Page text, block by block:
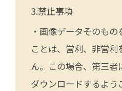
禁止事項
・画像データそのも
ことは、営利、非営
ん。この場合、第三者
ダウンロードするよう